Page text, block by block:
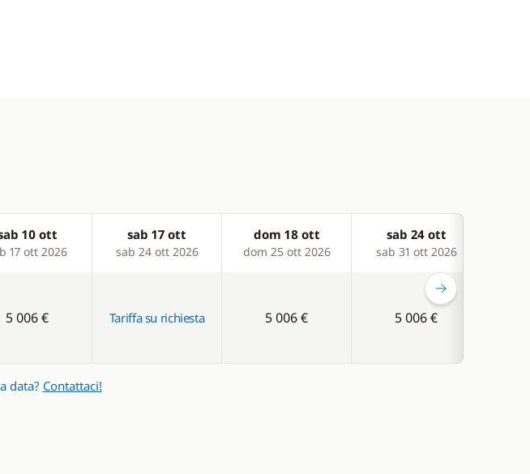
10 ott
17 ott 2026
sab 17 ott
sab 24 ott 2026
dom 18 ott
dom 25 ott 2026
sab 24 ott
sab 31 ott 2026
5 006 € Tariffa su richiesta 5 006 € 5 006 €
data? Contattaci!